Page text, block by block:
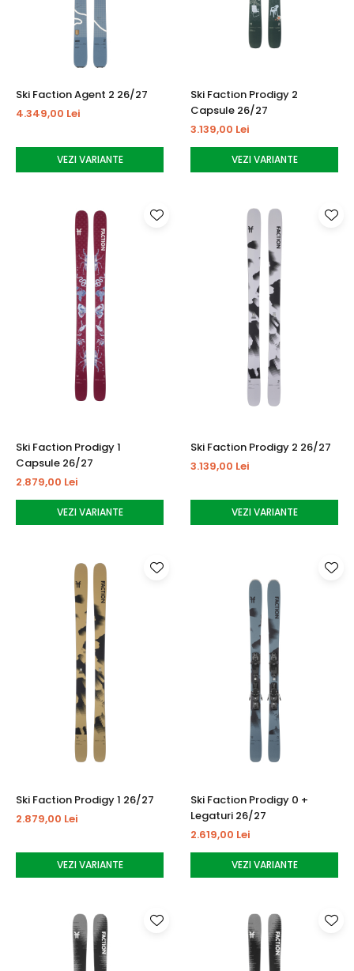
Pantaloni outdoor
Sosete Outdoor
Sepci
Bustiere
Underwear
Ski Faction Agent 2 26/27
4.349,00 Lei
VEZI VARIANTE
Ski Faction Prodigy 2
Capsule 26/27
3.139,00 Lei
VEZI VARIANTE
Ski Faction Prodigy 1
Capsule 26/27
2.879,00 Lei
VEZI VARIANTE
Ski Faction Prodigy 2 26/27
3.139,00 Lei
VEZI VARIANTE
Ski Faction Prodigy 1 26/27
2.879,00 Lei
VEZI VARIANTE
Ski Faction Prodigy 0 +
Legaturi 26/27
2.619,00 Lei
VEZI VARIANTE